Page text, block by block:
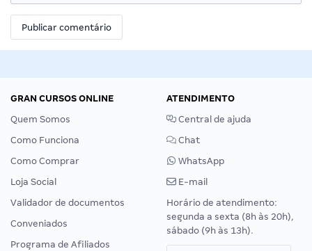
GRAN CURSOS ONLINE
Quem Somos
Como Funciona
Como Comprar
Loja Social
Validador de documentos
Conveniados
Programa de Afiliados
ATENDIMENTO
Central de ajuda
Chat
WhatsApp
E-mail
Horário de atendimento:
segunda a sexta (8h às 20h),
sábado (9h às 13h).